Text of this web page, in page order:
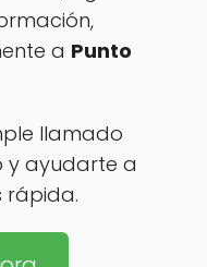
a Punto
llamado
y ayudarte a
rápida.